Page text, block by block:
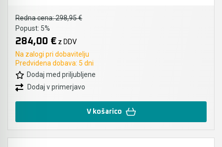
Redna cena:298,95 €
Popust: 5%
284,00 € z DDV
Na zalogi pri dobavitelju
Predvidena dobava: 5 dni
Dodaj med priljubljene
Dodaj v primerjavo
V košarico